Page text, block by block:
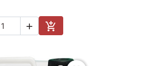
 
Add to cart